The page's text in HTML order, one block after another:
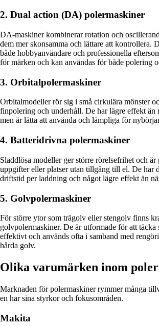
2. Dual action (DA) polermaskiner
DA-maskiner kombinerar rotation och
dem mer skonsamma och lättare att kontrollera.
både hobbyanvändare och professionella
för märken och kan användas för både polering
3. Orbitalpolermaskiner
Orbitalmodeller rör sig i små cirkulära mönster
finpolering och underhåll. De har lägre effekt än
men är lätta att använda och lämpliga för
4. Batteridrivna polermaskiner
Sladdlösa modeller ger större rörelsefrihet och
uppgifter eller platser utan tillgång till el. De har
driftstid per laddning och något lägre effekt än
5. Golvpolermaskiner
För större ytor som trägolv eller stengolv finns
golvpolermaskiner. De är utformade för att täcka
effektivt och används ofta i samband med
hårda golv.
Olika varumärken inom
Marknaden för polermaskiner rymmer många
en har sina styrkor och fokusområden.
Makita